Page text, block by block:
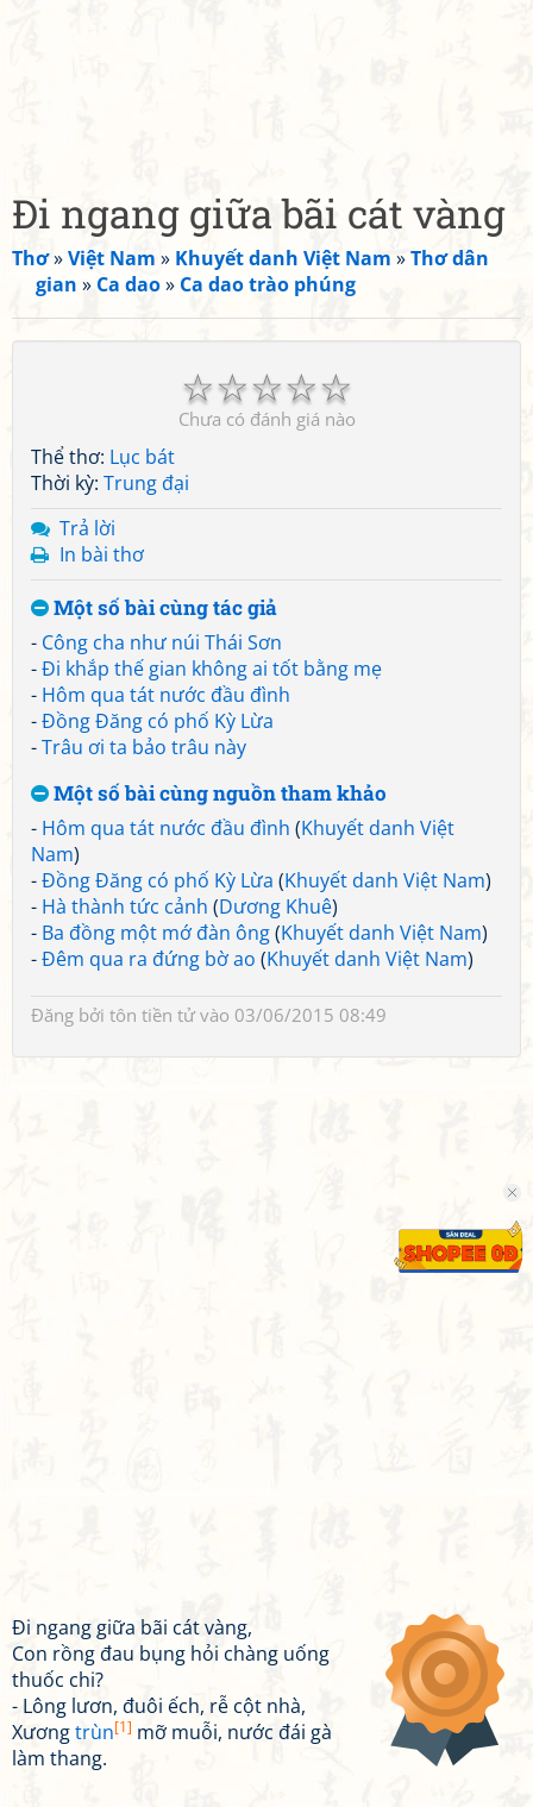
Đi ngang giữa bãi cát vàng
Thơ»Việt Nam » Khuyết danh Việt Nam »Thơ dân
gian » Ca dao» Ca dao trào phúng
☆
☆
☆
☆
☆
Chưa có đánh giá nào
Thể thơ: Lục bát
Thời kỳ: Trung đại
Trả lời
In bài thơ
Một số bài cùng tác giả
- Công cha như núi Thái Sơn
-Đi khắp thế gian không ai tốt bằng mẹ
- Hôm qua tát nước đầu đình
-Đồng Đăng có phố Kỳ Lừa
-Trâu ơi ta bảo trâu này
Một số bài cùng nguồn tham khảo
- Hôm qua tát nước đầu đình (Khuyết danh Việt
Nam)
-Đồng Đăng có phố Kỳ Lừa (Khuyết danh Việt Nam)
- Hà thành tức cảnh (Dương Khuê)
- Ba đồng một mớ đàn ông(Khuyết danh Việt Nam)
-Đêm qua ra đứng bờ ao (Khuyết danh Việt Nam)
Đăng bởi tôn tiền tửvào 03/06/2015 08:49
Đi ngang giữa bãi cát vàng,
Con rồng đau bụng hỏi chàng uống
thuốc chi?
- Lông lươn, đuôi ếch, rễ cột nhà,
Xươngtrùn[1] mỡ muỗi, nước đái gà
làm thang.